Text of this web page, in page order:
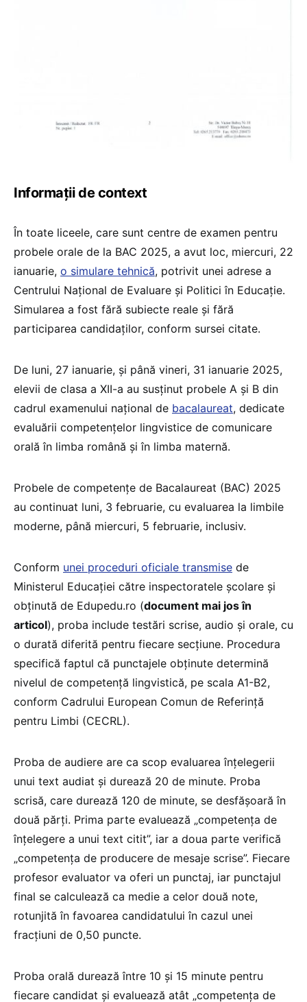
Informații de context
În toate liceele, care sunt centre de examen pentru
probele orale de la BAC 2025, a avut loc, miercuri, 22
ianuarie, o simulare tehnică, potrivit unei adrese a
Centrului Național de Evaluare și Politici în Educație.
Simularea a fost fără subiecte reale și fără
participarea candidaților, conform sursei citate.
De luni, 27 ianuarie, și până vineri, 31 ianuarie 2025,
elevii de clasa a XII-a au susținut probele A și B din
cadrul examenului național de bacalaureat, dedicate
evaluării competențelor lingvistice de comunicare
orală în limba română și în limba maternă.
Probele de competențe de Bacalaureat (BAC) 2025
au continuat luni, 3 februarie, cu evaluarea la limbile
moderne, până miercuri, 5 februarie, inclusiv.
Conform unei proceduri oficiale transmise de
Ministerul Educației către inspectoratele școlare și
obținută de Edupedu.ro (document mai jos în
articol), proba include testări scrise, audio și orale, cu
o durată diferită pentru fiecare secțiune. Procedura
specifică faptul că punctajele obținute determină
nivelul de competență lingvistică, pe scala A1-B2,
conform Cadrului European Comun de Referință
pentru Limbi (CECRL).
Proba de audiere are ca scop evaluarea înțelegerii
unui text audiat și durează 20 de minute. Proba
scrisă, care durează 120 de minute, se desfășoară în
două părți. Prima parte evaluează „competența de
înțelegere a unui text citit”, iar a doua parte verifică
„competența de producere de mesaje scrise”. Fiecare
profesor evaluator va oferi un punctaj, iar punctajul
final se calculează ca medie a celor două note,
rotunjită în favoarea candidatului în cazul unei
fracțiuni de 0,50 puncte.
Proba orală durează între 10 și 15 minute pentru
fiecare candidat și evaluează atât „competența de